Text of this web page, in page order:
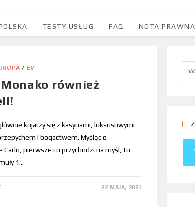
TESTY USŁUG FAQ NOTA PRAWNA
/ EV
również
kojarzy się z kasynami, luksusowymi
i bogactwem. Myśląc o
Carlo, pierwsze co przychodzi na myśl, to
1…
22 MAJA, 2021